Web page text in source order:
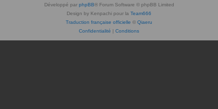
Développé par phpBB® Forum Software © phpBB Limited
Design by Kenpachi pour la Team666
Traduction française officielle © Qiaeru
Confidentialité | Conditions